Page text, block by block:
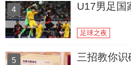
4 U17男足国
足球之夜
5 三招教你